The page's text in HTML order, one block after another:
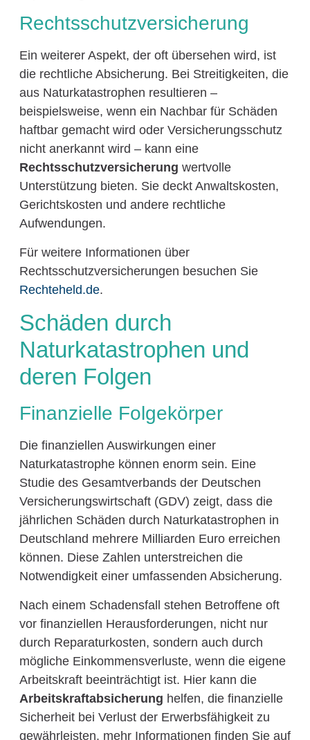
Rechtsschutzversicherung
Ein weiterer Aspekt, der oft übersehen wird, ist
die rechtliche Absicherung. Bei Streitigkeiten, die
aus Naturkatastrophen resultieren –
beispielsweise, wenn ein Nachbar für Schäden
haftbar gemacht wird oder Versicherungsschutz
nicht anerkannt wird – kann eine
Rechtsschutzversicherung wertvolle
Unterstützung bieten. Sie deckt Anwaltskosten,
Gerichtskosten und andere rechtliche
Aufwendungen.
Für weitere Informationen über
Rechtsschutzversicherungen besuchen Sie
Rechteheld.de.
Schäden durch
Naturkatastrophen und
deren Folgen
Finanzielle Folgekörper
Die finanziellen Auswirkungen einer
Naturkatastrophe können enorm sein. Eine
Studie des Gesamtverbands der Deutschen
Versicherungswirtschaft (GDV) zeigt, dass die
jährlichen Schäden durch Naturkatastrophen in
Deutschland mehrere Milliarden Euro erreichen
können. Diese Zahlen unterstreichen die
Notwendigkeit einer umfassenden Absicherung.
Nach einem Schadensfall stehen Betroffene oft
vor finanziellen Herausforderungen, nicht nur
durch Reparaturkosten, sondern auch durch
mögliche Einkommensverluste, wenn die eigene
Arbeitskraft beeinträchtigt ist. Hier kann die
Arbeitskraftabsicherung helfen, die finanzielle
Sicherheit bei Verlust der Erwerbsfähigkeit zu
gewährleisten. mehr Informationen finden Sie auf